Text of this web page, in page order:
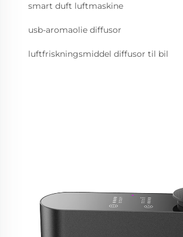
smart duft luftmaskine
usb-aromaolie diffusor
luftfriskningsmiddel diffusor til bil